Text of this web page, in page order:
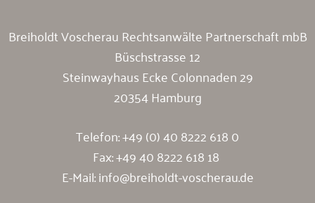
Breiholdt Voscherau Rechtsanwälte Partnerschaft mbB
Büschstrasse 12
Steinwayhaus Ecke Colonnaden 29
20354 Hamburg
Telefon:+49 (0) 40 8222 618 0
Fax: +49 40 8222 618 18
E-Mail:info@breiholdt-voscherau.de